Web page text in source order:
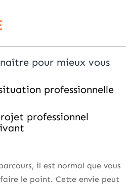
pour mieux vous
professionnelle
professionnel
il est normal que vous
le point. Cette envie peut